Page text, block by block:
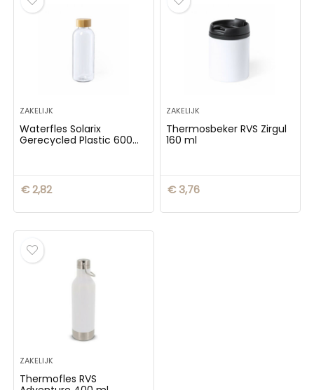
ZAKELIJK
Waterfles Solarix
Gerecycled Plastic 600
€2,82
ZAKELIJK
Thermosbeker RVS Zirgul
160 ml
€3,76
ZAKELIJK
Thermofles RVS